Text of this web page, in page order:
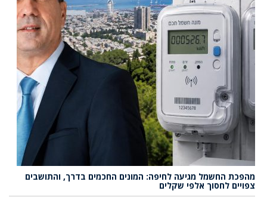
מהפכת החשמל מגיעה לחיפה: המונים החכמים בדרך, והתושבים
צפויים לחסוך אלפי שקלים